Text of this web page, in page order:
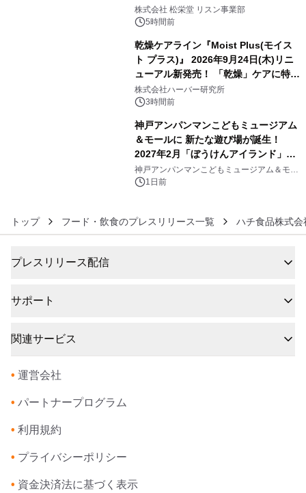
8月6日発売
株式会社 松栄堂 リスン事業部
5時間前
乾燥ケアライン『Moist Plus(モイス
ト プラス)』 2026年9月24日(木)リニ
ューアル新発売！ 「乾燥」ケアに特化
し、ライン使いで潤いに満ちた肌へ
株式会社ハーバー研究所
3時間前
神戸アンパンマンこどもミュージアム
＆モールに 新たな遊び場が誕生！
2027年2月「ぼうけんアイランド」が
オープン
神戸アンパンマンこどもミュージアム＆モー
ル 1日前
トップ フード・飲食のプレスリリース一覧 ハチ食品株式会
プレスリリース配信
サポート
関連サービス
• 運営会社
• パートナープログラム
• 利用規約
• プライバシーポリシー
• 資金決済法に基づく表示